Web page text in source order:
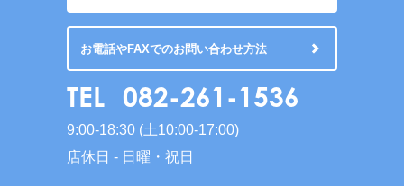
お電話やFAXでのお問い合わせ方法
TEL 082-261-1536
9:00-18:30 (土10:00-17:00)
店休日 - 日曜・祝日